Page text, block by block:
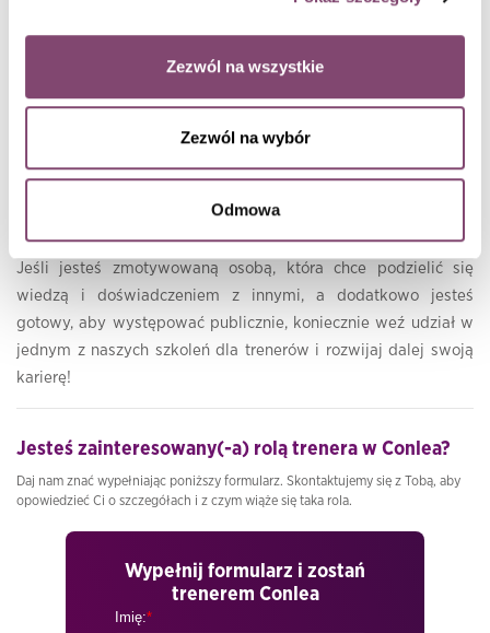
Zezwól na wszystkie
Zezwól na wybór
Odmowa
I wreszcie, niezwykle istotne jest to, czy jesteś otwarty na
feedback. Bycie trenerem często wiąże się z tym, że inni
oceniają Twoją pracę. Umiejętność przyjmowania
Podsumowanie
Jak widzisz, zawód trenera to niezwykle rozwojowe
stanowisko, dzięki któremu twoja kariera może nabrać tempa.
Jeśli jesteś zmotywowaną osobą, która chce podzielić się
wiedzą i doświadczeniem z innymi, a dodatkowo jesteś
gotowy, aby występować publicznie, koniecznie weź udział w
jednym z naszych szkoleń dla trenerów i rozwijaj dalej swoją
karierę!
Jesteś zainteresowany(-a) rolą trenera w Conlea?
Daj nam znać wypełniając poniższy formularz. Skontaktujemy się z Tobą, aby
opowiedzieć Ci o szczegółach i z czym wiąże się taka rola.
Wypełnij formularz i zostań
trenerem Conlea